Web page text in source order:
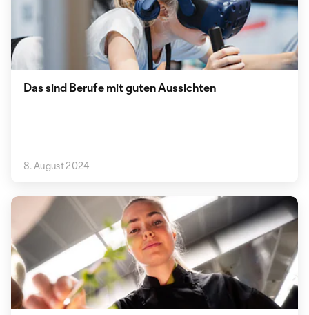
Das sind Berufe mit guten Aussichten
8. August 2024